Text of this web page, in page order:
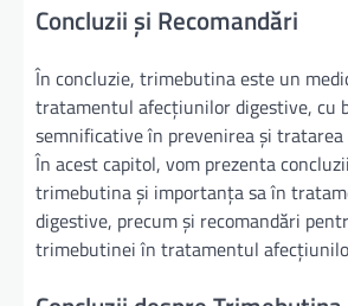
Concluzii și Recomandări
În concluzie, trimebutina este un
tratamentul afecțiunilor digestive, cu
semnificative în prevenirea și
În acest capitol, vom prezenta
trimebutina și importanța sa în
digestive, precum și recomandări
trimebutinei în tratamentul